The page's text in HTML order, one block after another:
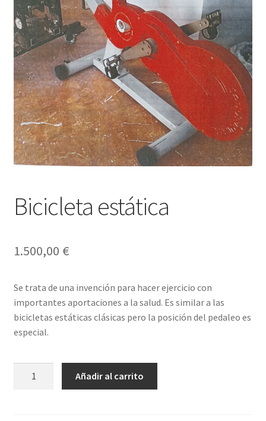
Bicicleta estática
1.500,00 €
Se trata de una invención para hacer ejercicio con
importantes aportaciones a la salud. Es similar a las
bicicletas estáticas clásicas pero la posición del pedaleo es
especial.
Añadir al carrito